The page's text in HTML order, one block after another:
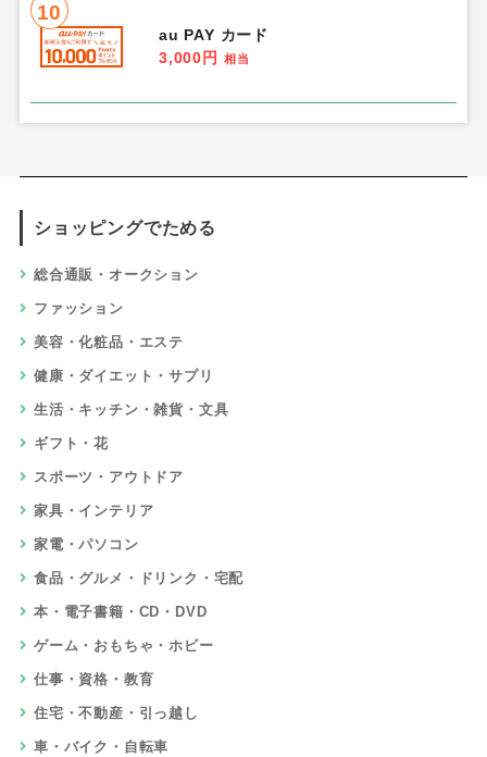
10
au PAY カード
3,000円
相当
ショッピングでためる
総合通販・オークション
ファッション
美容・化粧品・エステ
健康・ダイエット・サプリ
生活・キッチン・雑貨・文具
ギフト・花
スポーツ・アウトドア
家具・インテリア
家電・パソコン
食品・グルメ・ドリンク・宅配
本・電子書籍・CD・DVD
ゲーム・おもちゃ・ホビー
仕事・資格・教育
住宅・不動産・引っ越し
車・バイク・自転車